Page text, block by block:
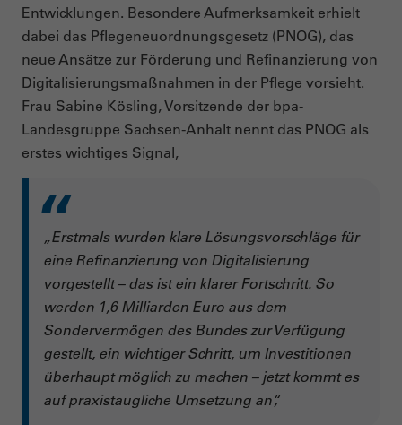
Entwicklungen. Besondere Aufmerksamkeit erhielt
dabei das Pflegeneuordnungsgesetz (PNOG), das
neue Ansätze zur Förderung und Refinanzierung von
Digitalisierungsmaßnahmen in der Pflege vorsieht.
Frau Sabine Kösling, Vorsitzende der bpa-
Landesgruppe Sachsen-Anhalt nennt das PNOG als
erstes wichtiges Signal,
„Erstmals wurden klare Lösungsvorschläge für
eine Refinanzierung von Digitalisierung
vorgestellt – das ist ein klarer Fortschritt. So
werden 1,6 Milliarden Euro aus dem
Sondervermögen des Bundes zur Verfügung
gestellt, ein wichtiger Schritt, um Investitionen
überhaupt möglich zu machen – jetzt kommt es
auf praxistaugliche Umsetzung an“,